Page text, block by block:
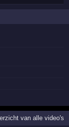
van alle video's